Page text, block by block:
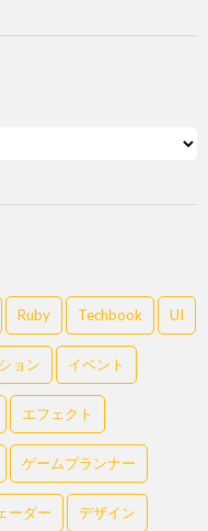
Ruby Techbook UI
ョン イベント
エフェクト
ゲームプランナー
ーダー デザイン